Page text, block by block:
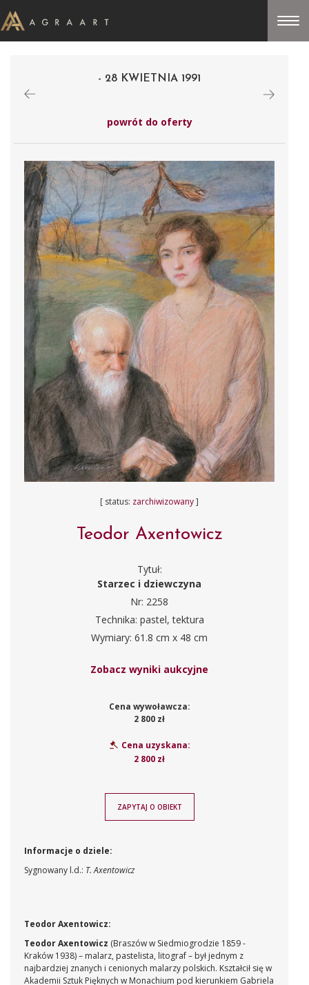
- 28 KWIETNIA 1991
powrót do oferty
[ status: zarchiwizowany]
Teodor Axentowicz
Tytuł:
Starzec i dziewczyna
Nr: 2258
Technika: pastel, tektura
Wymiary: 61.8 cm x 48 cm
Zobacz wyniki aukcyjne
Cena wywoławcza:
2 800 zł
Cena uzyskana:
2 800 zł
ZAPYTAJ O OBIEKT
Informacje o dziele:
Sygnowany l.d.: T. Axentowicz
Teodor Axentowicz:
Teodor Axentowicz (Braszów w Siedmiogrodzie 1859 -
Kraków 1938) – malarz, pastelista, litograf – był jednym z
najbardziej znanych i cenionych malarzy polskich. Kształcił się w
Akademii Sztuk Pięknych w Monachium pod kierunkiem Gabriela